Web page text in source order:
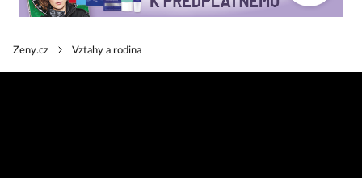
Zeny.cz Vztahy a rodina